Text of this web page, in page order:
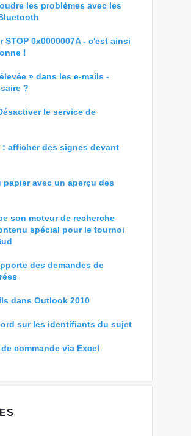
les problèmes avec les
STOP 0x0000007A - c'est ainsi
!
» dans les e-mails -
?
le service de
: afficher des signes devant
papier avec un aperçu des
son moteur de recherche
spécial pour le tournoi
des demandes de
dans Outlook 2010
sur les identifiants du sujet
commande via Excel